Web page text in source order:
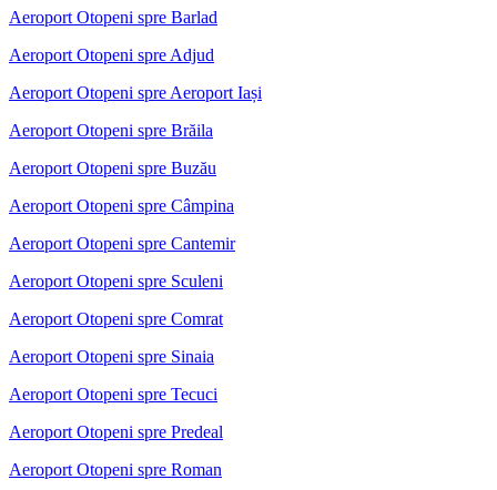
Aeroport Otopeni spre Barlad
Aeroport Otopeni spre Adjud
Aeroport Otopeni spre Aeroport Iași
Aeroport Otopeni spre Brăila
Aeroport Otopeni spre Buzău
Aeroport Otopeni spre Câmpina
Aeroport Otopeni spre Cantemir
Aeroport Otopeni spre Sculeni
Aeroport Otopeni spre Comrat
Aeroport Otopeni spre Sinaia
Aeroport Otopeni spre Tecuci
Aeroport Otopeni spre Predeal
Aeroport Otopeni spre Roman